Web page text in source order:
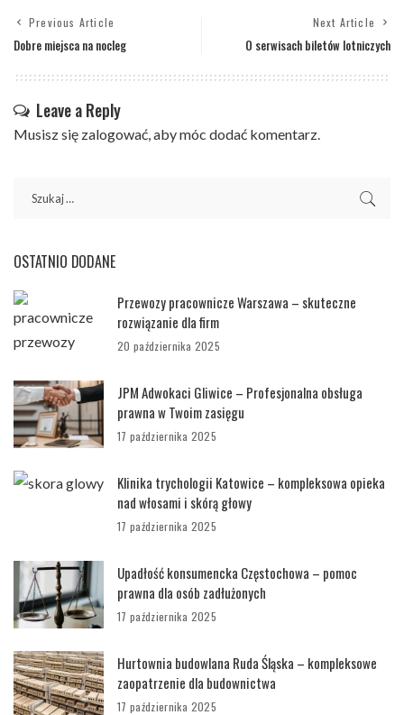
Previous Article
Dobre miejsca na nocleg
Next Article
O serwisach biletów lotniczych
Leave a Reply
Musisz się zalogować, aby móc dodać komentarz.
OSTATNIO DODANE
Przewozy pracownicze Warszawa – skuteczne
rozwiązanie dla firm
20 października 2025
JPM Adwokaci Gliwice – Profesjonalna obsługa
prawna w Twoim zasięgu
17 października 2025
Klinika trychologii Katowice – kompleksowa opieka
nad włosami i skórą głowy
17 października 2025
Upadłość konsumencka Częstochowa – pomoc
prawna dla osób zadłużonych
17 października 2025
Hurtownia budowlana Ruda Śląska – kompleksowe
zaopatrzenie dla budownictwa
17 października 2025